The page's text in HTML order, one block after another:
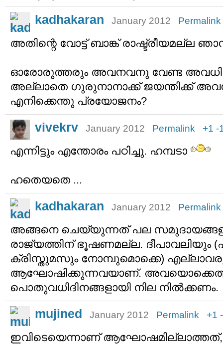
kadhakaran January 2012 Permalink
അതിന്റെ വോട്ട് ബാങ്ക് രാഷ്ട്രീയമല്ല
ഓരോരുത്തരും അവനവനു വേണ്ട
അല്ലാതെ ഗുരുനാനാക്ക് ജയന്തിക്ക്
എനിക്കെന്തു പ്രയോജനം?
vivekrv January 2012 Permalink +1 -
എന്നിട്ടും എന്തോരം പഠിച്ചു. ഹമ്പടാ
ഹതെയതെ ...
kadhakaran January 2012 Permalink
അങ്ങനെ ചെയ്യുന്നത് പല
രാജ്യത്തിന് ഭൂഷണമല്ല. ദീപാവലിയും
ക്രിസ്തുമസും നോമ്പുമൊക്കെ)
ആഘോഷിക്കുന്നവയാണ്.
പൊതുവധിദിനങ്ങളായി നില നില്‍ക്കണം.
mujined January 2012 Permalink +1
ഇവിടെയെന്നാണ്